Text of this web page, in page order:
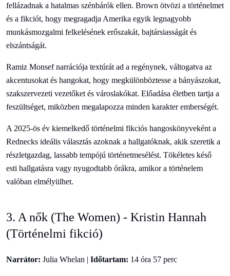
fellázadnak a hatalmas szénbárók ellen. Brown ötvözi a történelmet
és a fikciót, hogy megragadja Amerika egyik legnagyobb
munkásmozgalmi felkelésének erőszakát, bajtársiasságát és
elszántságát.
Ramiz Monsef narrációja textúrát ad a regénynek, váltogatva az
akcentusokat és hangokat, hogy megkülönböztesse a bányászokat,
szakszervezeti vezetőket és városlakókat. Előadása életben tartja a
feszültséget, miközben megalapozza minden karakter emberségét.
A 2025-ös év kiemelkedő történelmi fikciós hangoskönyveként a
Rednecks ideális választás azoknak a hallgatóknak, akik szeretik a
részletgazdag, lassabb tempójú történetmesélést. Tökéletes késő
esti hallgatásra vagy nyugodtabb órákra, amikor a történelem
valóban elmélyülhet.
3. A nők (The Women) - Kristin Hannah
(Történelmi fikció)
Narrátor: Julia Whelan | Időtartam: 14 óra 57 perc